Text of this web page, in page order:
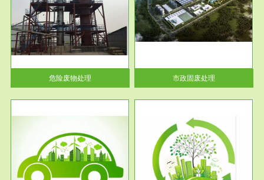
危险废物处理
市政固废处理
蔚蓝生态环境科技所从事的市政
废物处理业务包括市政废物的处
理处...
市政固废处理
服务范围
工作场所职业危害现状评价